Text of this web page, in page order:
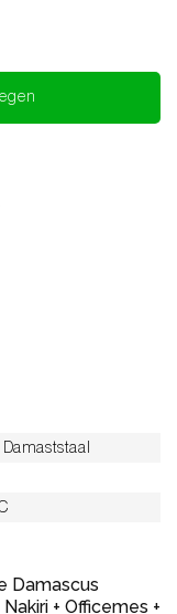
Damaststaal
Damascus
+ Officemes +